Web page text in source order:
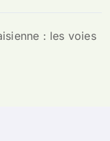
: les voies